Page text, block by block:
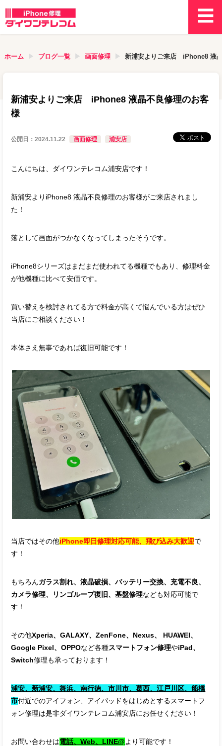
ホーム ブログ一覧 画面修理 新浦安よりご来店 iPhone8 液
新浦安よりご来店 iPhone8 液晶不良修理のお客
様
公開日：2024.11.22 画面修理 浦安店
こんにちは、ダイワンテレコム浦安店です！
新浦安よりiPhone8 液晶不良修理のお客様がご来店されまし
た！
落として画面がつかなくなってしまったそうです。
iPhone8シリーズはまだまだ使われてる機種でもあり、修理料金
が他機種に比べて安価です。
買い替えを検討されてる方で料金が高くて悩んでいる方はぜひ
当店にご相談ください！
本体さえ無事であれば復旧可能です！
当店ではその他iPhone即日修理対応可能、飛び込み大歓迎で
す！
もちろんガラス割れ、液晶破損、バッテリー交換、充電不良、
カメラ修理、リンゴループ復旧、基盤修理なども対応可能で
す！
その他Xperia、GALAXY、ZenFone、Nexus、 HUAWEI、
Google Pixel、OPPOなど各種スマートフォン修理やiPad、
Switch修理も承っております！
浦安、新浦安、舞浜、南行徳、市川市、葛西、江戸川区、船橋
市付近でのアイフォン、アイパッドをはじめとするスマートフ
ォン修理は是非ダイワンテレコム浦安店にお任せください！
お問い合わせは電話、Web、LINE@より可能です！